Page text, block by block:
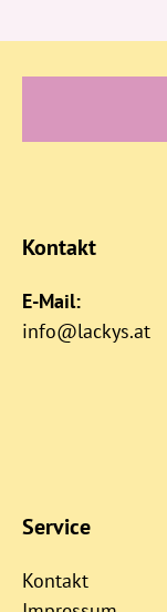
Kontakt
E-Mail:
info@lackys.at
Service
Kontakt